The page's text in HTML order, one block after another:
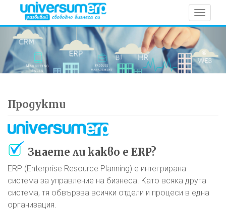
Toggle
Продукти
Знаете ли какво е ERP?
ERP (Enterprise Resource Planning) е интегрирана
система за управление на бизнеса. Kато всяка друга
система, тя обвързва всички отдели и процеси в една
организация.